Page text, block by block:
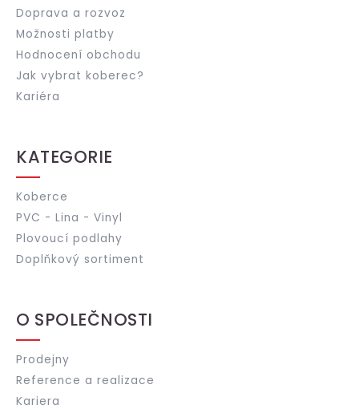
Doprava a rozvoz
Možnosti platby
Hodnocení obchodu
Jak vybrat koberec?
Kariéra
KATEGORIE
Koberce
PVC - Lina - Vinyl
Plovoucí podlahy
Doplňkový sortiment
O SPOLEČNOSTI
Prodejny
Reference a realizace
Kariera